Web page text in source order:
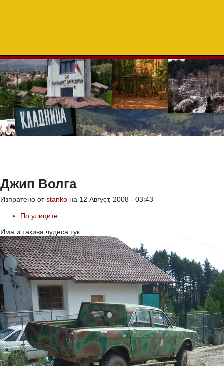
Джип Волга
Изпратено отstanko на 12 Август, 2008 - 03:43
По улиците
Има и такива чудеса тук.